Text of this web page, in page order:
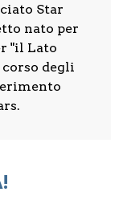
Star
nato per
"il Lato
corso degli